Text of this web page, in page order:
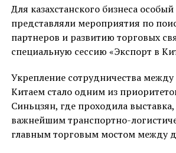
Для казахстанского бизнеса
представляли мероприятия по
партнеров и развитию торговых
специальную сессию «Экспорт в
Укрепление сотрудничества между
Китаем стало одним из
Синьцзян, где проходила выставка,
важнейшим транспортно-
главным торговым мостом между